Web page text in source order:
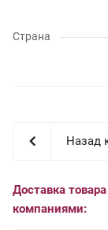
Страна
Назад
Доставка
компаниями: